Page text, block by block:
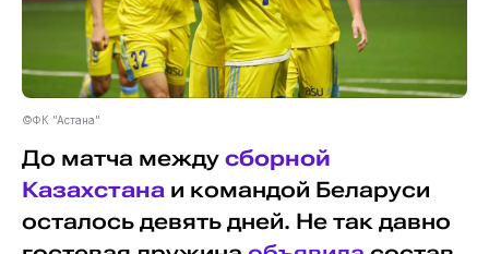
©ФК "Астана"
До матча между сборной
Казахстанаи командой Беларуси
осталось девять дней. Не так давно